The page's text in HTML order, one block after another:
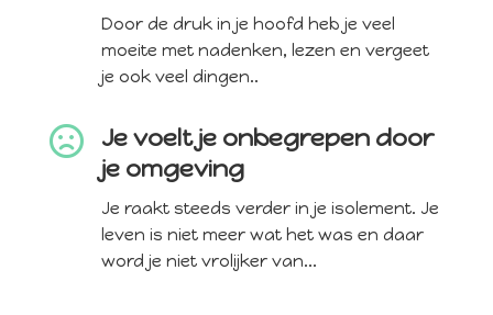
Door de druk in je hoofd heb je veel
moeite met nadenken, lezen en vergeet
je ook veel dingen..

Je voelt je onbegrepen door
je omgeving
Je raakt steeds verder in je isolement. Je
leven is niet meer wat het was en daar
word je niet vrolijker van...